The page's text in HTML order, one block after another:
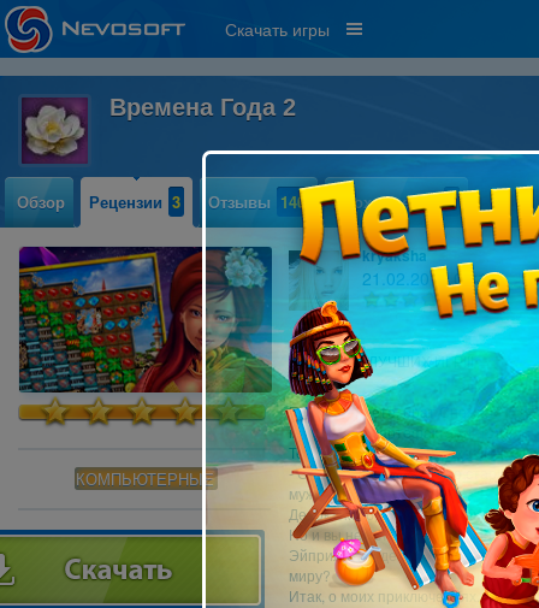
Скачать игры
Времена Года 2
Обзор Рецензии 3 Отзывы 140 Прохождение 0
КОМПЬЮТЕРНЫЕ
kryaksha
21.02.2011 09:15
41
ОДНА ИЗ ЛУЧШИХ ИГР!!!
Представляете, брат Снежной
магическими артефактами. Тот,
Теперь только Январь – хозяин, и
- Сильная магия и войско старика
мужчина Январь.
Дедок Октябрь действительно
Но и вы не останетесь без
Эйприл! Я надеюсь, вы вместе
миру?
Итак, о моих приключениях.